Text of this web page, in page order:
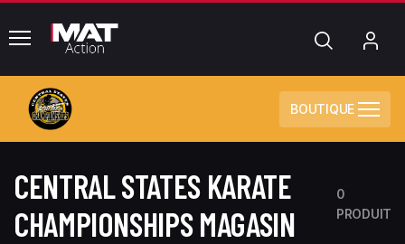
common.menu Chercher
BOUTIQUE
CENTRAL STATES KARATE
CHAMPIONSHIPS MAGASIN
0
PRODUIT